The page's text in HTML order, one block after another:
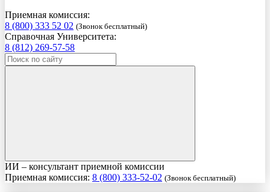
Приемная комиссия:
8 (800) 333 52 02 (Звонок бесплатный)
Справочная Университета:
8 (812) 269-57-58
ИИ – консультант приемной комиссии
Приемная комиссия: 8 (800) 333-52-02 (Звонок бесплатный)